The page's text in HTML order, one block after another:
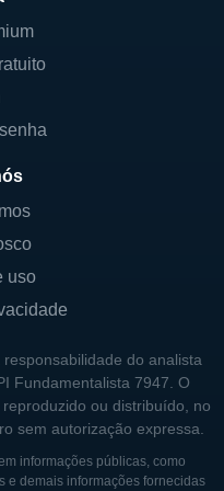
uso
do analista
Fundamentalista 7947. O
ou distribuído, no
sem autorização expressa.
informações públicas, como
e demais informações fornecidas